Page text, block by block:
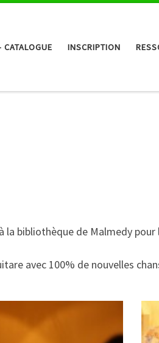
INSCRIPTION
bibliothèque de Malmedy
avec 100% de nouvelles